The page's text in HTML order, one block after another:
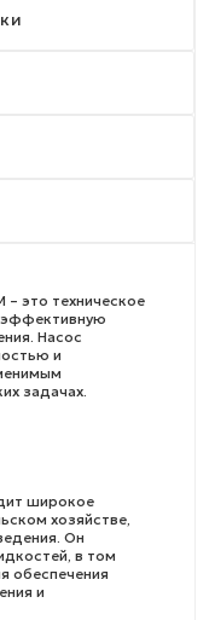
– это техническое
эффективную
Насос
и
задачах.
широкое
хозяйстве,
Он
в том
обеспечения
и